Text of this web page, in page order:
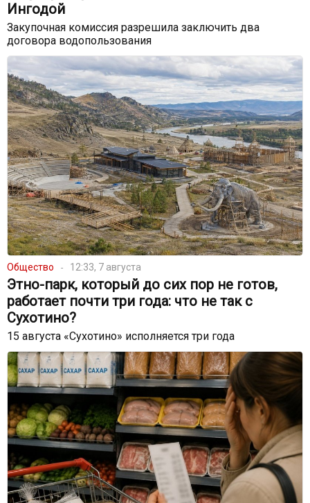
Ингодой
Закупочная комиссия разрешила заключить два
договора водопользования
Общество 12:33, 7 августа
Этно-парк, который до сих пор не готов,
работает почти три года: что не так с
Сухотино?
15 августа «Сухотино» исполняется три года